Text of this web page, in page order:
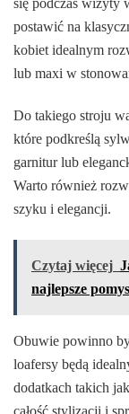
postawić na
kobiet idealnym
lub maxi w
Do takiego stroju
które podkreślą
garnitur lub
Warto również
szyku i elegancji.
Czytaj więcej
najlepsze
Obuwie powinno
loafersy będą
dodatkach takich
całość stylizacji i